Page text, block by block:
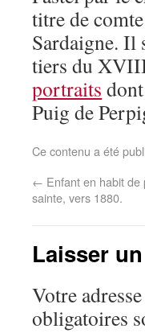
titre de
Sardaigne. Il
tiers du
portraits
Puig de
Ce contenu a été
← Enfant en habit
sainte, vers 1880.
Laisser
Votre
obligatoires